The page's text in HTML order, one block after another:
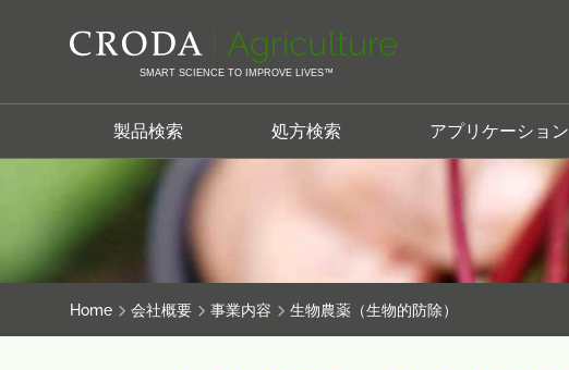
SMART SCIENCE TO IMPROVE LIVES™
製品検索 処方検索 アプリケーション
Home 会社概要 事業内容 生物農薬（生物的防除）